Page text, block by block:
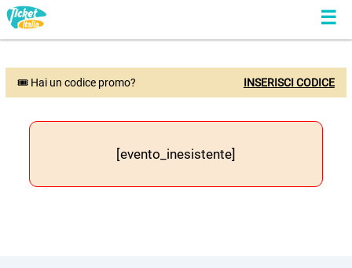
🎟 Hai un codice promo? INSERISCI CODICE
[evento_inesistente]